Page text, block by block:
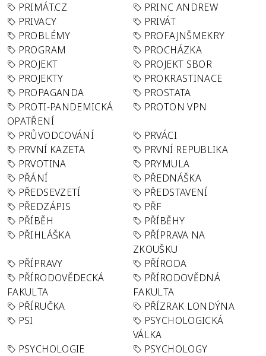
PRIMÁT.CZ
PRINC ANDREW
PRIVACY
PRIVÁT
PROBLÉMY
PROFAJNŠMEKRY
PROGRAM
PROCHÁZKA
PROJEKT
PROJEKT SBOR
PROJEKTY
PROKRASTINACE
PROPAGANDA
PROSTATA
PROTI-PANDEMICKÁ
OPATŘENÍ
PROTON VPN
PRŮVODCOVÁNÍ
PRVÁCI
PRVNÍ KAZETA
PRVNÍ REPUBLIKA
PRVOTINA
PRYMULA
PŘÁNÍ
PŘEDNÁŠKA
PŘEDSEVZETÍ
PŘEDSTAVENÍ
PŘEDZÁPIS
PŘF
PŘÍBĚH
PŘÍBĚHY
PŘIHLÁŠKA
PŘÍPRAVA NA
ZKOUŠKU
PŘÍPRAVY
PŘÍRODA
PŘÍRODOVĚDECKÁ
FAKULTA
PŘÍRODOVĚDNÁ
FAKULTA
PŘÍRUČKA
PŘÍZRAK LONDÝNA
PSI
PSYCHOLOGICKÁ
VÁLKA
PSYCHOLOGIE
PSYCHOLOGY